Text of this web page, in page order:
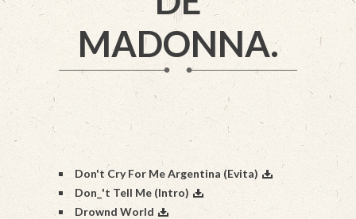
MADONNA.
Don't Cry For Me Argentina (Evita)
Don_'t Tell Me (Intro)
Drownd World